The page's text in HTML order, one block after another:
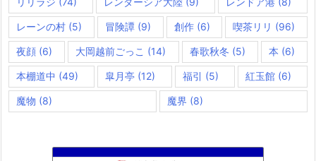
レーンの村 (5) 冒険譚(9) 創作(6) 喫茶リリ (96)
夜顔 (6) 大岡越前ごっこ (14) 春歌秋冬 (5) 本 (6)
本棚道中 (49) 皐月亭 (12) 福引 (5) 紅玉館(6)
魔物 (8) 魔界 (8)